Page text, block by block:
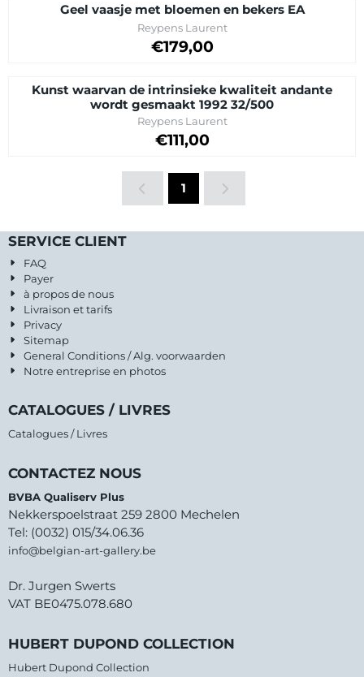
Geel vaasje met bloemen en bekers EA
Marque :
Reypens Laurent
Prix: 179,00
€179,00
Kunst waarvan de intrinsieke kwaliteit andante
wordt gesmaakt 1992 32/500
Marque :
Reypens Laurent
Prix: 111,00
€111,00
1
SERVICE CLIENT
FAQ
Payer
à propos de nous
Livraison et tarifs
Privacy
Sitemap
General Conditions / Alg. voorwaarden
Notre entreprise en photos
CATALOGUES / LIVRES
Catalogues / Livres
CONTACTEZ NOUS
BVBA Qualiserv Plus
Nekkerspoelstraat 259 2800 Mechelen
Tel: (0032) 015/34.06.36
info@belgian-art-gallery.be
Dr. Jurgen Swerts
VAT BE0475.078.680
HUBERT DUPOND COLLECTION
Hubert Dupond Collection